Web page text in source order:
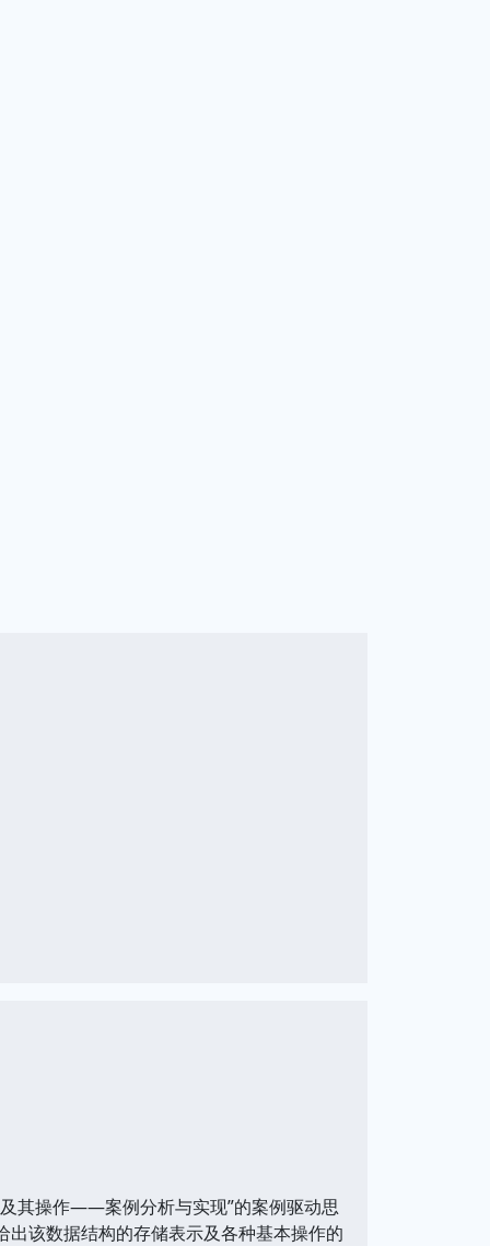
其操作——案例分析与实现”的案例驱动思
出该数据结构的存储表示及各种基本操作的